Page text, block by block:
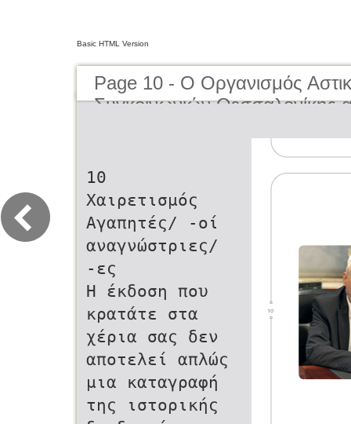
Basic HTML Version
Page 10 - O Οργανισμός
Συγκοινωνιών Θεσσαλονίκης
Transportation of
present day
10
Χαιρετισμός
Αγαπητές/ -οί
αναγνώστριες/
-ες
Η έκδοση που
κρατάτε στα
χέρια σας δεν
αποτελεί απλώς
μια καταγραφή
της ιστορικής